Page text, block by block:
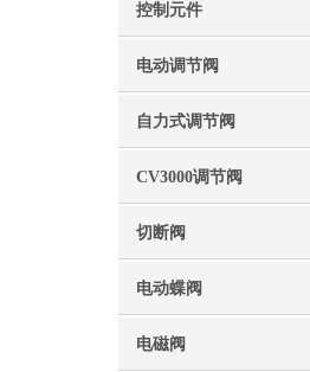
控制元件
电动调节阀
自力式调节阀
CV3000调节阀
切断阀
电动蝶阀
电磁阀